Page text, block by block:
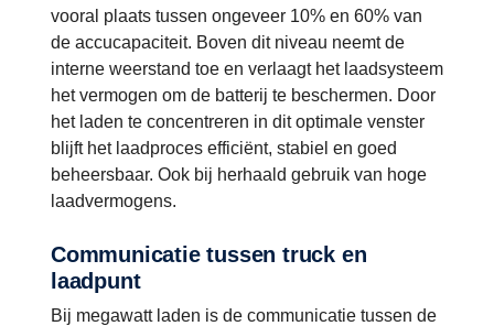
vooral plaats tussen ongeveer 10% en 60% van
de accucapaciteit. Boven dit niveau neemt de
interne weerstand toe en verlaagt het laadsysteem
het vermogen om de batterij te beschermen. Door
het laden te concentreren in dit optimale venster
blijft het laadproces efficiënt, stabiel en goed
beheersbaar. Ook bij herhaald gebruik van hoge
laadvermogens.
Communicatie tussen truck en
laadpunt
Bij megawatt laden is de communicatie tussen de